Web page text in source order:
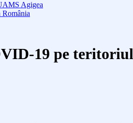
Agigea
România
19 pe